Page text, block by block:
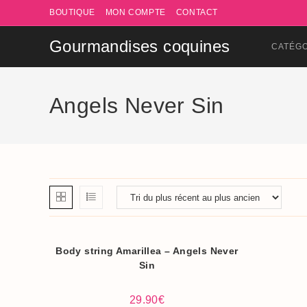
to
BOUTIQUE MON COMPTE CONTACT
Gourmandises coquines
Angels Never Sin
Body string Amarillea – Angels Never
Sin
29.90€